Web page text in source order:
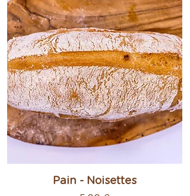
Pain - Noisettes